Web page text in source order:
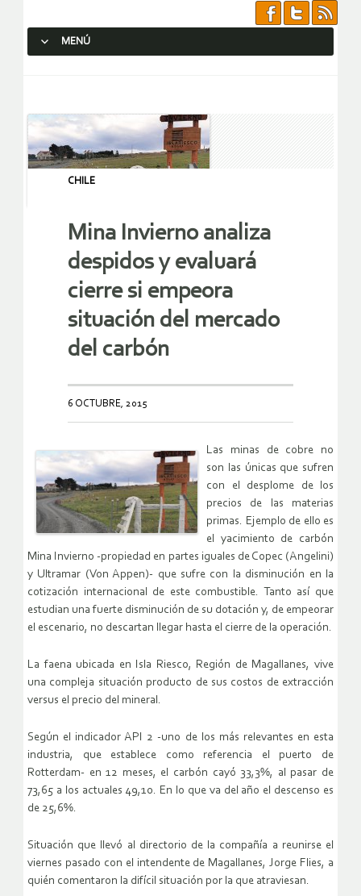
MENÚ
CHILE
Mina Invierno analiza
despidos y evaluará
cierre si empeora
situación del mercado
del carbón
6 OCTUBRE, 2015
Las minas de cobre no
son las únicas que sufren
con el desplome de los
precios de las materias
primas. Ejemplo de ello es
el yacimiento de carbón
Mina Invierno -propiedad en partes iguales de Copec (Angelini)
y Ultramar (Von Appen)- que sufre con la disminución en la
cotización internacional de este combustible. Tanto así que
estudian una fuerte disminución de su dotación y, de empeorar
el escenario, no descartan llegar hasta el cierre de la operación.
La faena ubicada en Isla Riesco, Región de Magallanes, vive
una compleja situación producto de sus costos de extracción
versus el precio del mineral.
Según el indicador API 2 -uno de los más relevantes en esta
industria, que establece como referencia el puerto de
Rotterdam- en 12 meses, el carbón cayó 33,3%, al pasar de
73,65 a los actuales 49,10. En lo que va del año el descenso es
de 25,6%.
Situación que llevó al directorio de la compañía a reunirse el
viernes pasado con el intendente de Magallanes, Jorge Flies, a
quién comentaron la difícil situación por la que atraviesan.